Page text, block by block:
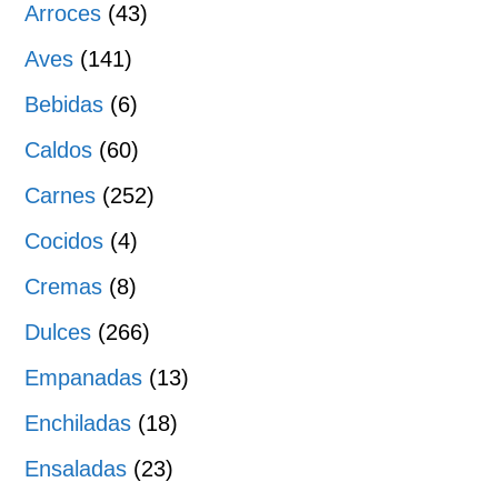
Arroces (43)
Aves (141)
Bebidas (6)
Caldos (60)
Carnes (252)
Cocidos (4)
Cremas (8)
Dulces (266)
Empanadas (13)
Enchiladas (18)
Ensaladas (23)